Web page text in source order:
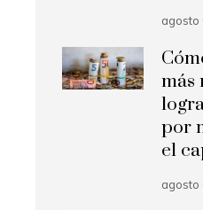
agosto
más
por
el
agosto